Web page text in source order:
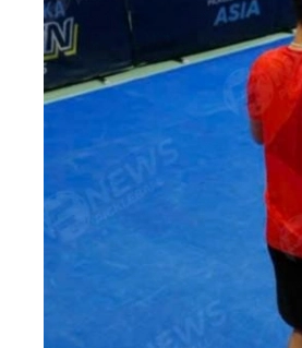
quy mô từ nhỏ đến lớn.
không chỉ giúp người dân
chơi mà còn tạo sân chơi
đã yêu thích môn này có
xát.
Huấn luyện và truyền dạy
nghiệm dày dặn từ quần
nắm bắt các kỹ thuật của
truyền đạt lại cho người